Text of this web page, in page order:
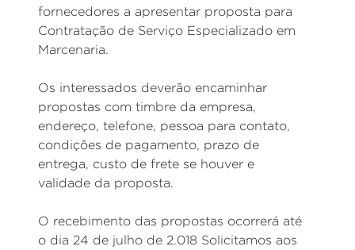
fornecedores a apresentar proposta para
Contratação de Serviço Especializado em
Marcenaria.
Os interessados deverão encaminhar
propostas com timbre da empresa,
endereço, telefone, pessoa para contato,
condições de pagamento, prazo de
entrega, custo de frete se houver e
validade da proposta.
O recebimento das propostas ocorrerá até
o dia 24 de julho de 2.018 Solicitamos aos